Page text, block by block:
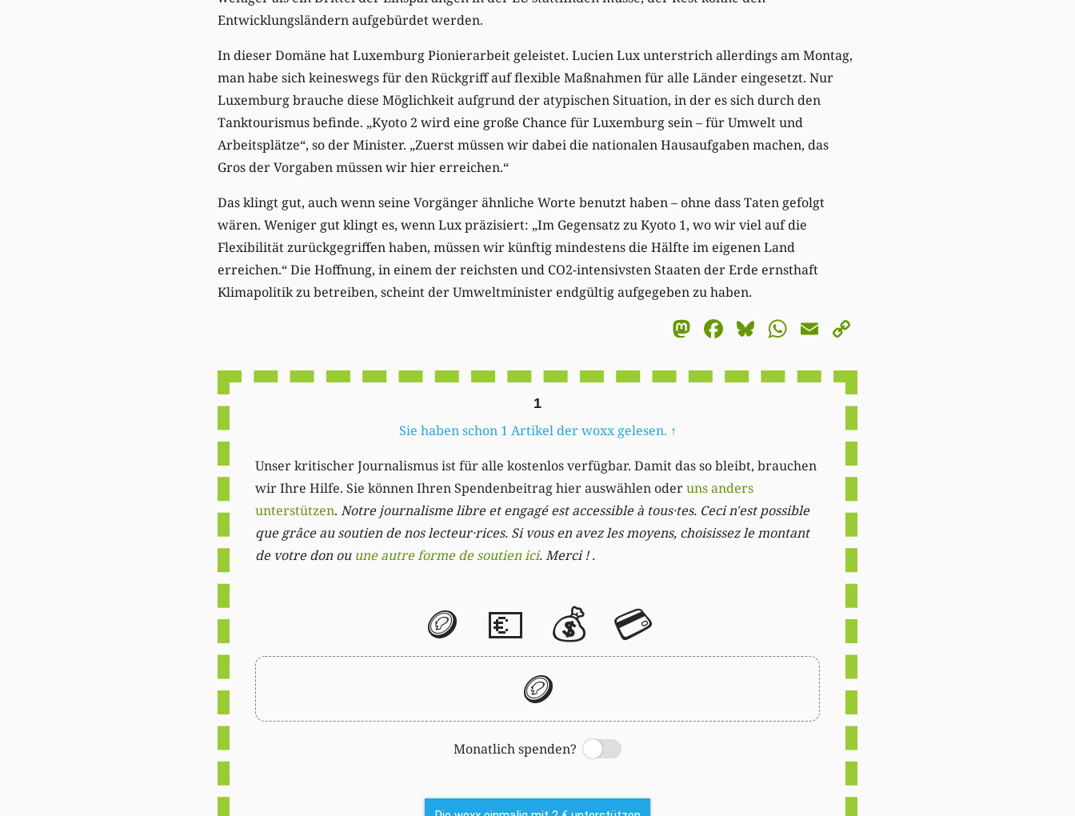
Entwicklungsländern aufgebürdet werden.
In dieser Domäne hat Luxemburg Pionierarbeit geleistet. Lucien Lux unterstrich allerdings am Montag,
man habe sich keineswegs für den Rückgriff auf flexible Maßnahmen für alle Länder eingesetzt. Nur
Luxemburg brauche diese Möglichkeit aufgrund der atypischen Situation, in der es sich durch den
Tanktourismus befinde. „Kyoto 2 wird eine große Chance für Luxemburg sein – für Umwelt und
Arbeitsplätze“, so der Minister. „Zuerst müssen wir dabei die nationalen Hausaufgaben machen, das
Gros der Vorgaben müssen wir hier erreichen.“
Das klingt gut, auch wenn seine Vorgänger ähnliche Worte benutzt haben – ohne dass Taten gefolgt
wären. Weniger gut klingt es, wenn Lux präzisiert: „Im Gegensatz zu Kyoto 1, wo wir viel auf die
Flexibilität zurückgegriffen haben, müssen wir künftig mindestens die Hälfte im eigenen Land
erreichen.“ Die Hoffnung, in einem der reichsten und CO2-intensivsten Staaten der Erde ernsthaft
Klimapolitik zu betreiben, scheint der Umweltminister endgültig aufgegeben zu haben.
Mastodon
Facebook
Bluesky
WhatsApp
Email
1
Sie haben schon 1 Artikel der woxx gelesen. ↑
Unser kritischer Journalismus ist für alle kostenlos verfügbar. Damit das so bleibt, brauchen
wir Ihre Hilfe. Sie können Ihren Spendenbeitrag hier auswählen oderuns anders
unterstützen. Notre journalisme libre et engagé est accessible à tous·tes. Ceci n'est possible
que grâce au soutien de nos lecteur·rices. Si vous en avez les moyens, choisissez le montant
de votre don ou une autre forme de soutien ici. Merci ! .
🪙 💶 💰 💳
🪙
Monatlich spenden?
Switch